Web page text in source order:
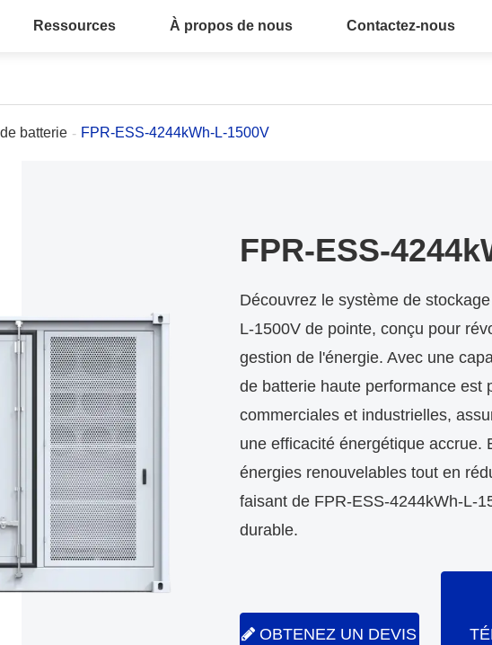
Ressources À propos de nous Contactez-nous
batterie FPR-ESS-4244kWh-L-1500V
FPR-ESS-
Découvrez le système de
L-1500V de pointe, conçu pour
gestion de l'énergie. Avec une
de batterie haute performance est
commerciales et industrielles,
une efficacité énergétique accrue.
énergies renouvelables tout en
faisant de FPR-ESS-4244kWh-L-
durable.
OBTENEZ UN DEVIS